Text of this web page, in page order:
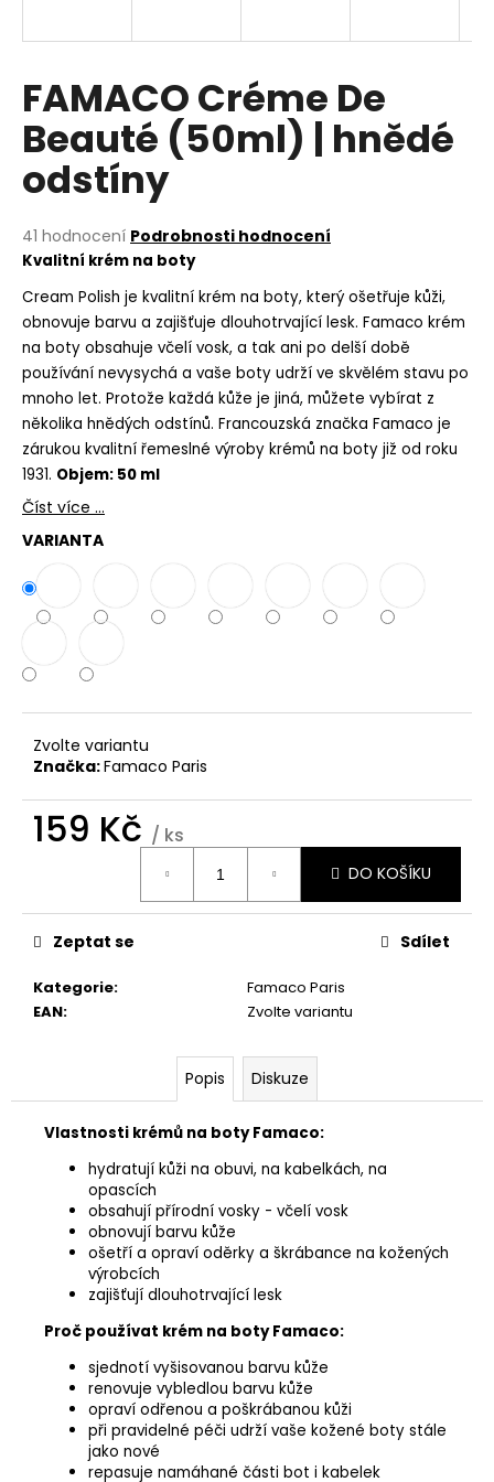
Průměrné
hodnocení
je
5,0
z
5
hvězdiček.
41 hodnocení Podrobnosti hodnocení
FAMACO Créme De
Beauté (50ml) | hnědé
odstíny
Kvalitní krém na boty
Cream Polish je kvalitní krém na boty, který ošetřuje kůži,
obnovuje barvu a zajišťuje dlouhotrvající lesk. Famaco krém
na boty obsahuje včelí vosk, a tak ani po delší době
používání nevysychá a vaše boty udrží ve skvělém stavu po
mnoho let. Protože každá kůže je jiná, můžete vybírat z
několika hnědých odstínů. Francouzská značka Famaco je
zárukou kvalitní řemeslné výroby krémů na boty již od roku
1931. Objem: 50 ml
Číst více ...
VARIANTA
Zvolte variantu
Značka:Famaco Paris
159 Kč / ks
DO KOŠÍKU
Kategorie:
Famaco Paris
EAN: Zvolte variantu
Zeptat se Sdílet
Popis Diskuze
Vlastnosti krémů na boty Famaco:
hydratují kůži na obuvi, na kabelkách, na
opascích
obsahují přírodní vosky - včelí vosk
obnovují barvu kůže
ošetří a opraví oděrky a škrábance na kožených
výrobcích
zajišťují dlouhotrvající lesk
Proč používat krém na boty Famaco:
sjednotí vyšisovanou barvu kůže
renovuje vybledlou barvu kůže
opraví odřenou a poškrábanou kůži
při pravidelné péči udrží vaše kožené boty stále
jako nové
repasuje namáhané části bot i kabelek
í
t
?
D
o
p
o
r
u
č
u
j
m
e
THE
WHITES
DETERGENT
780